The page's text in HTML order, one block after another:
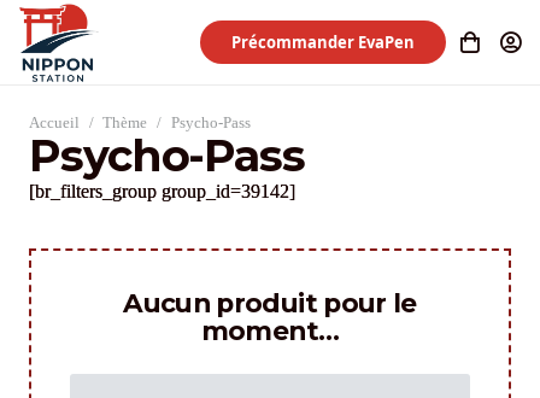
Précommander EvaPen
Accueil / Thème / Psycho-Pass
Psycho-Pass
[br_filters_group group_id=39142]
Aucun produit pour le
moment…